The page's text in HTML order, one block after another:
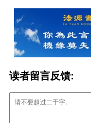
读者留言反馈: